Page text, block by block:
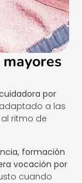
por
a las
ritmo de
formación
vocación por
cuando